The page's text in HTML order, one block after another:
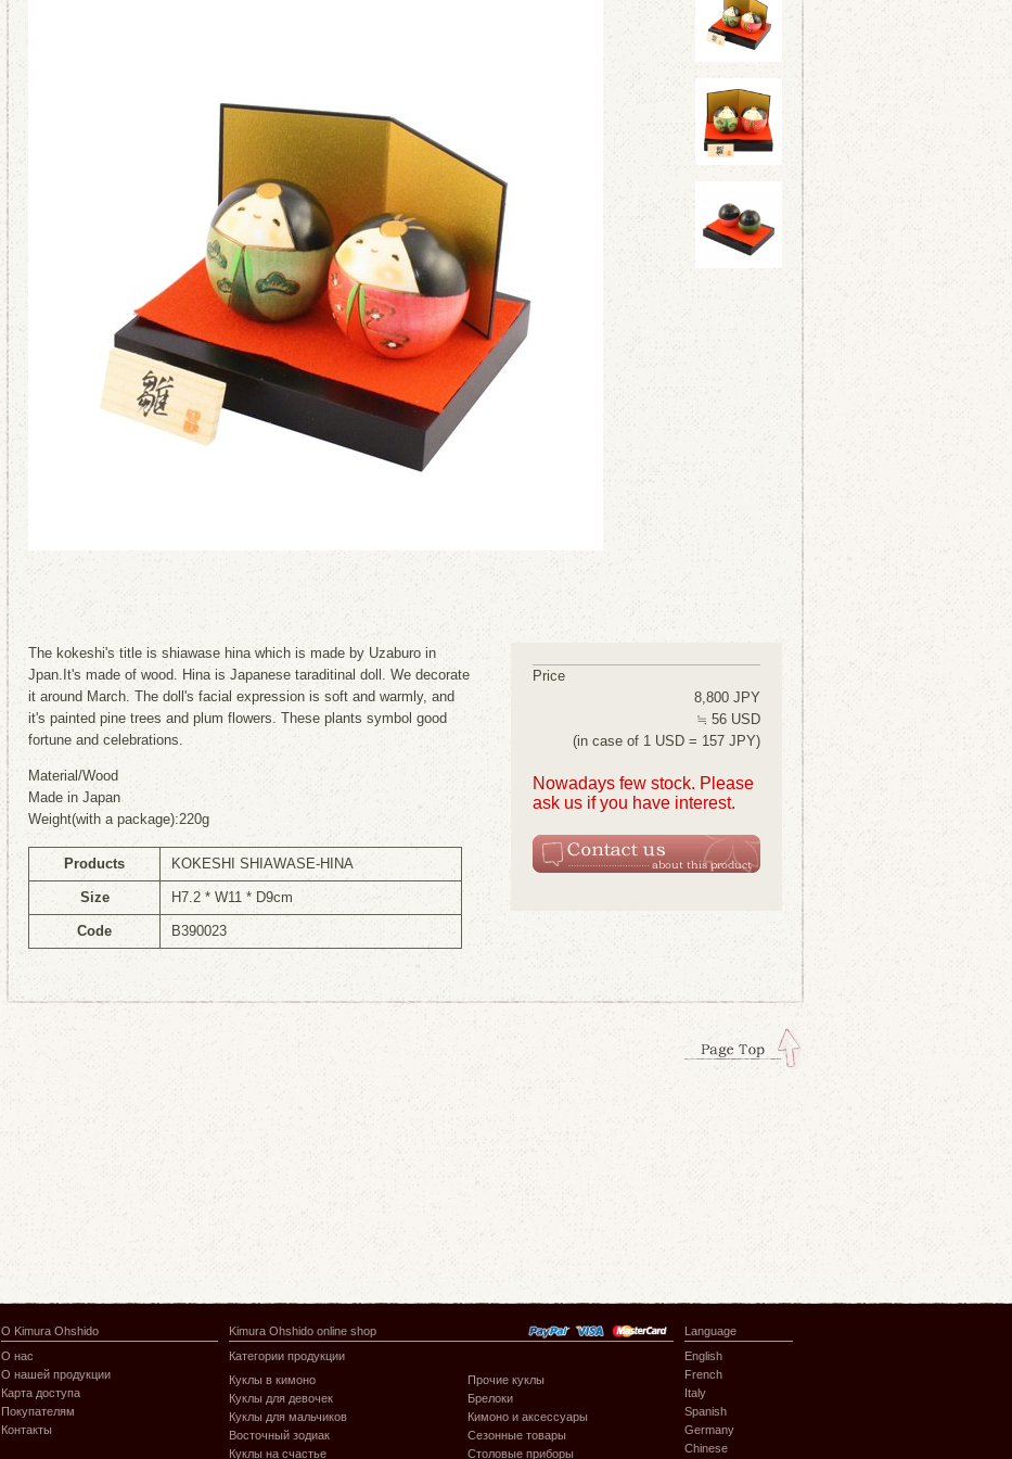
The kokeshi's title is shiawase hina which is made by Uzaburo in
Jpan.It's made of wood. Hina is Japanese taraditinal doll. We decorate
it around March. The doll's facial expression is soft and warmly, and
it's painted pine trees and plum flowers. These plants symbol good
fortune and celebrations.
Material/Wood
Made in Japan
Weight(with a package):220g
Products KOKESHI SHIAWASE-HINA
Size H7.2 * W11 * D9cm
Code B390023
Price
8,800 JPY
≒ 56 USD
(in case of 1 USD = 157 JPY)
Nowadays few stock. Please
ask us if you have interest.
О Kimura Ohshido
О нас
О нашей продукции
Карта доступа
Покупателям
Контакты
Kimura Ohshido online shop
Категории продукции
Куклы в кимоно
Куклы для девочек
Куклы для мальчиков
Восточный зодиак
Куклы на счастье
Прочие куклы
Брелоки
Кимоно и аксессуары
Сезонные товары
Столовые приборы
Language
English
French
Italy
Spanish
Germany
Chinese